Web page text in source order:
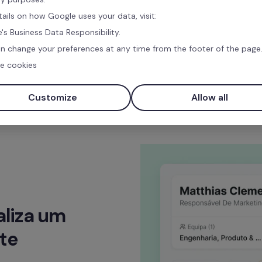
um
on how Google uses your data, visit:
Business Data Responsibility.
change your preferences at any time from the footer of the page.
cookies
Customize Allow all